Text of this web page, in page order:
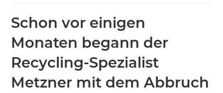
Schon vor einigen
Monaten begann der
Recycling-Spezialist
Metzner mit dem Abbruch